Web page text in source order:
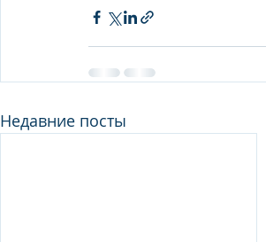
Недавние посты